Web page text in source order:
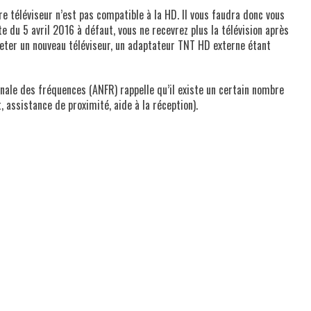
téléviseur n’est pas compatible à la HD. Il vous faudra donc vous
du 5 avril 2016 à défaut, vous ne recevrez plus la télévision après
un nouveau téléviseur, un adaptateur TNT HD externe étant
des fréquences (ANFR) rappelle qu’il existe un certain nombre
assistance de proximité, aide à la réception).